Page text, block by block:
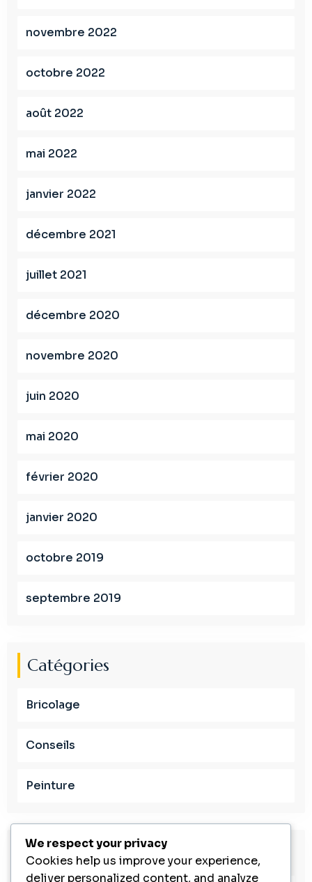
novembre 2022
octobre 2022
août 2022
mai 2022
janvier 2022
décembre 2021
juillet 2021
décembre 2020
novembre 2020
juin 2020
mai 2020
février 2020
janvier 2020
octobre 2019
septembre 2019
Catégories
Bricolage
Conseils
Peinture
Méta
We respect your privacy
Cookies help us improve your experience,
deliver personalized content, and analyze